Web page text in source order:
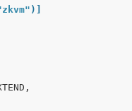
)]